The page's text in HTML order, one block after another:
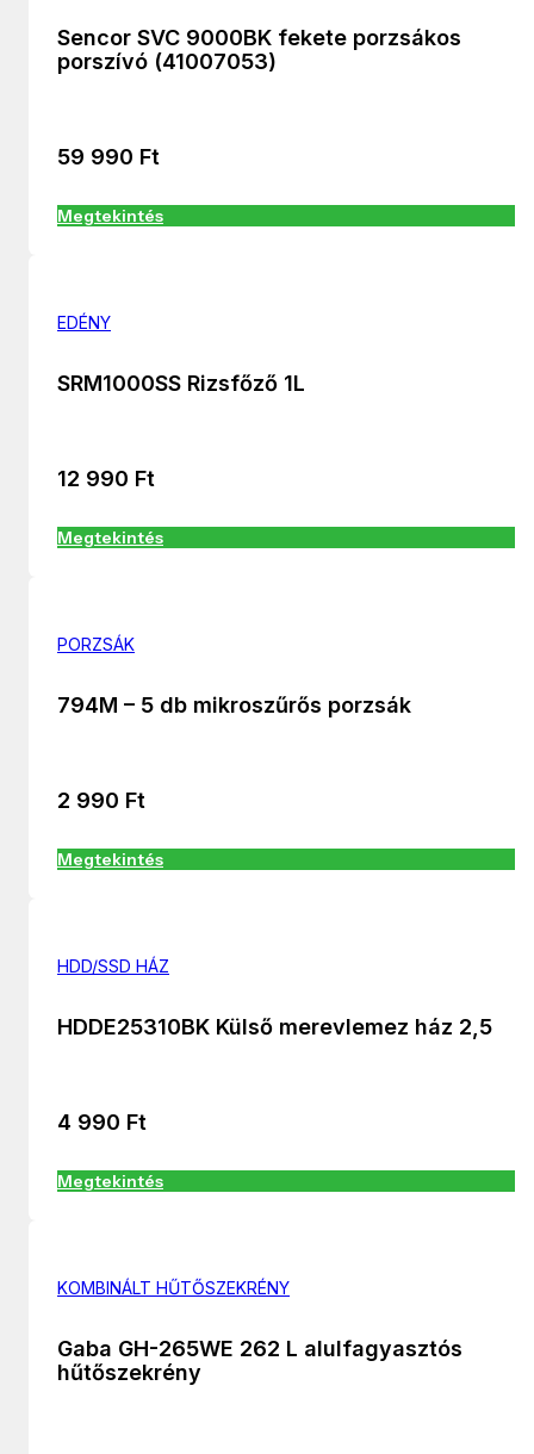
Sencor SVC 9000BK fekete porzsákos
porszívó (41007053)
59 990 Ft
Megtekintés
EDÉNY
SRM1000SS Rizsfőző 1L
12 990 Ft
Megtekintés
PORZSÁK
794M – 5 db mikroszűrős porzsák
2 990 Ft
Megtekintés
HDD/SSD HÁZ
HDDE25310BK Külső merevlemez ház 2,5
4 990 Ft
Megtekintés
KOMBINÁLT HŰTŐSZEKRÉNY
Gaba GH-265WE 262 L alulfagyasztós
hűtőszekrény